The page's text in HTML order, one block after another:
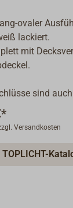
ovaler
lackiert.
mit
sind
Versandkosten